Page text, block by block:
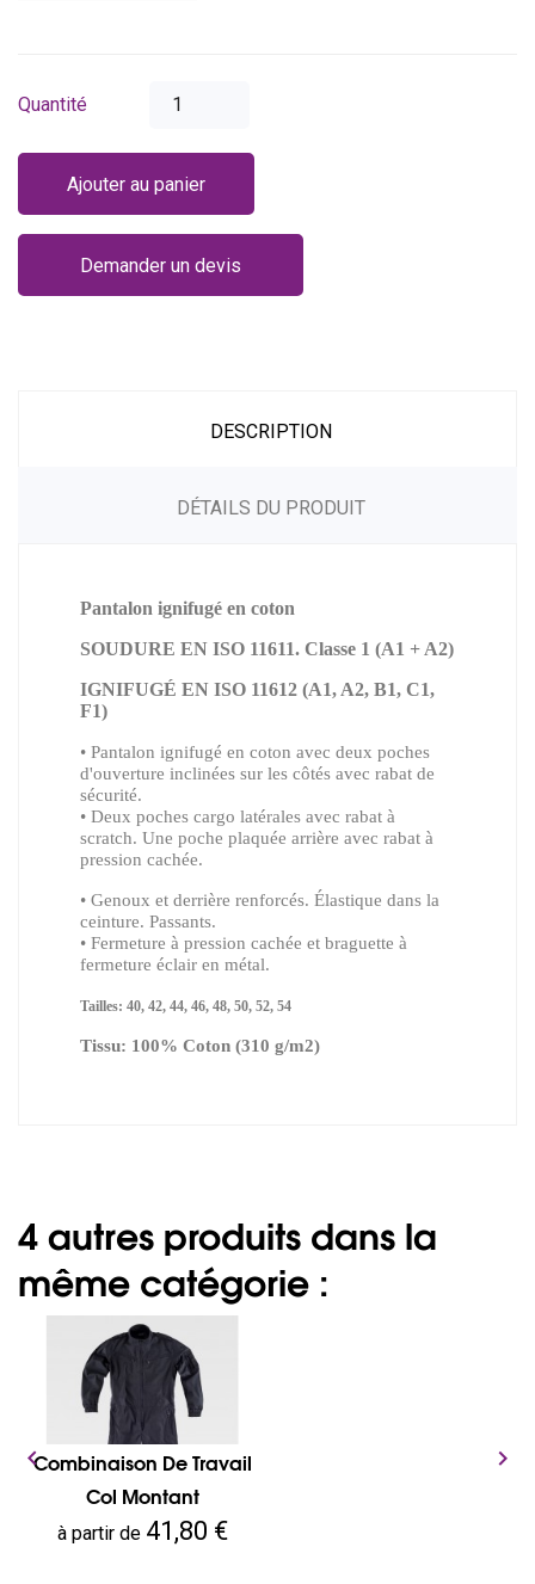
Quantité
Ajouter au panier
Demander un devis
DESCRIPTION
DÉTAILS DU PRODUIT
Pantalon ignifugé en coton
SOUDURE EN ISO 11611. Classe 1 (A1 + A2)
IGNIFUGÉ EN ISO 11612 (A1, A2, B1, C1,
F1)
• Pantalon ignifugé en coton avec deux poches
d'ouverture inclinées sur les côtés avec rabat de
sécurité.
• Deux poches cargo latérales avec rabat à
scratch. Une poche plaquée arrière avec rabat à
pression cachée.
• Genoux et derrière renforcés. Élastique dans la
ceinture. Passants.
• Fermeture à pression cachée et braguette à
fermeture éclair en métal.
Tailles: 40, 42, 44, 46, 48, 50, 52, 54
Tissu: 100% Coton (310 g/m2)
4 autres produits dans la
même catégorie :
Combinaison De Travail
Col Montant
Prix
à partir de 41,80 €
 